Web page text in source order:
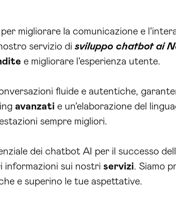
migliorare la comunicazione e
servizio di sviluppo chatbot ai
e migliorare l’esperienza utente.
fluide e autentiche,
avanzati e un’elaborazione del
sempre migliori.
dei chatbot AI per il successo
informazioni sui nostri servizi. Siamo
e superino le tue aspettative.